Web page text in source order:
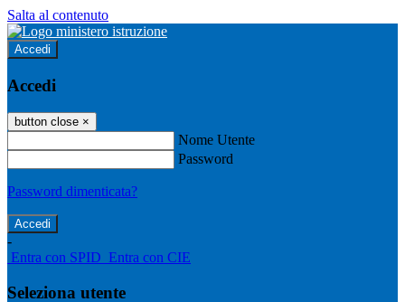
Salta al contenuto
Accedi
Accedi
button close ×
Nome Utente
Password
Password dimenticata?
-
Entra con SPID Entra con CIE
Seleziona utente